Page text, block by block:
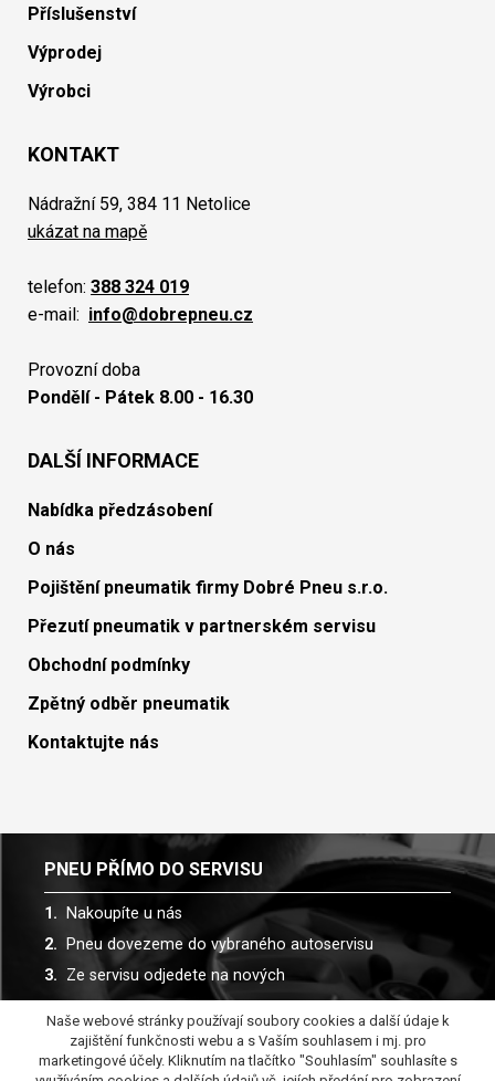
Příslušenství
Výprodej
Výrobci
KONTAKT
Nádražní 59, 384 11 Netolice
ukázat na mapě
telefon: 388 324 019
e-mail: info@dobrepneu.cz
Provozní doba
Pondělí - Pátek 8.00 - 16.30
DALŠÍ INFORMACE
Nabídka předzásobení
O nás
Pojištění pneumatik firmy Dobré Pneu s.r.o.
Přezutí pneumatik v partnerském servisu
Obchodní podmínky
Zpětný odběr pneumatik
Kontaktujte nás
PNEU PŘÍMO DO SERVISU
Nakoupíte u nás
Pneu dovezeme do vybraného autoservisu
Ze servisu odjedete na nových
Spolupracujeme s více než 30 autoservisy
Naše webové stránky používají soubory cookies a další údaje k
zajištění funkčnosti webu a s Vaším souhlasem i mj. pro
marketingové účely. Kliknutím na tlačítko "Souhlasím" souhlasíte s